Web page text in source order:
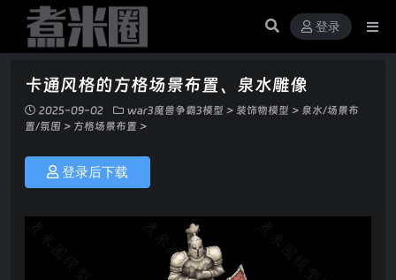
登录
卡通风格的方格场景布置、泉水雕像
2025-09-02 war3魔兽争霸3模型 > 装饰物模型 > 泉水/场景布
置/氛围 > 方格场景布置 >
登录后下载